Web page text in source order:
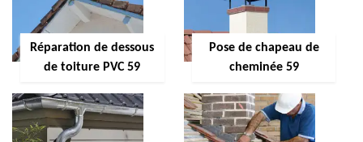
Réparation de dessous
de toiture PVC 59
Pose de chapeau de
cheminée 59